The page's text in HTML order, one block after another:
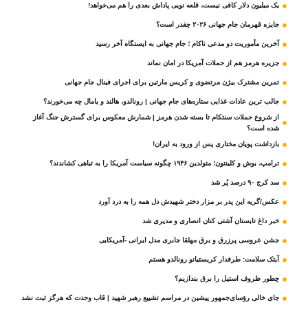
یک میلیون دلار کافی نیست، قلعه‌ نویی پاداش بعدی را هم می‌خواهد!
جایزه قهرمان جام جهانی ۲۰۲۶ چقدر است؟
آخرین مأموریت دو مدعی ناکام ؛ جام جهانی به ایستگاه آخر رسید
جزیره هرمز هم از حملات آمریکا در امان نماند
تمرین مشترک بیژن مرتضوی و کریس مارتین برای اجرای فینال جام جهانی
جالب ترین عادات غذایی ستاره‌های جام جهانی | رونالدو، هالند و یامال چه می‌خورند؟
از شروع حملات سنتکام تا بسته شدن هرمز | شمارش معکوس برای گسترش جنگ آغاز
شده است؟
بازداشت پویان مختاری پس از ورود به ایران!
ترامپ، بوش و کلینتون؛ متولدین ۱۹۴۶ چگونه سیاست آمریکا را به تباهی کشاندند؟
سد کرج ۹۰ درصد پُر شد
عکس/گریه این پدر بر مزار دختر شهیدش دل همه را به درد آورد
خبر داغ تابستان آشتی کنان انصاری و مدیری شد
جشن عروسی پرزرق و برق مهلقا جابری مدل ایرانی -آمریکایی
آیتک سلامت: طرفدار کریستیانو رونالدو هستم
چطور ظروف استیل را برق بندازیم؟
جای خالی رؤسای‌جمهور پیشین در مراسم تشییع رهبر شهید | قاب وحدت که هرگز ثبت نشد